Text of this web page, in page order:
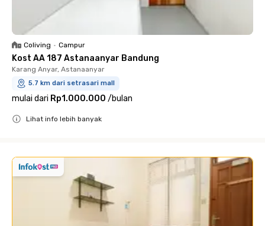
Coliving • Campur
Kost AA 187 Astanaanyar Bandung
Karang Anyar, Astanaanyar
5.7 km dari setrasari mall
mulai dari Rp1.000.000 /bulan
Lihat info lebih banyak